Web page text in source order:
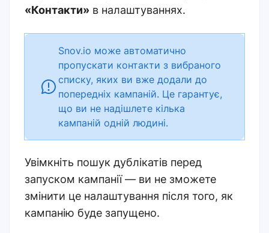
«Контакти» в налаштуваннях.
Snov.io може автоматично
пропускати контакти з вибраного
списку, яких ви вже додали до
попередніх кампаній. Це гарантує,
що ви не надішлете кілька
кампаній одній людині.
Увімкніть пошук дублікатів перед
запуском кампанії — ви не зможете
змінити це налаштування після того, як
кампанію буде запущено.